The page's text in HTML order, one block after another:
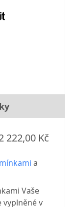
222,00 Kč
a
Vaše
vyplněné v